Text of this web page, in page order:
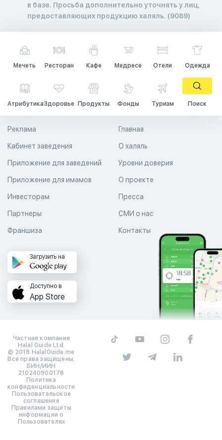
в базе. Просьба дополнительно уточнять у лиц,
предоставляющих продукцию халяль. (9089)
Мечеть Ресторан Кафе Медресе Отели Одежда
АтрибутикаЗдоровье Продукты Фонды Туризм Поиск
Главная
О халяль
Уровни доверия
Реклама
Кабинет заведения
Приложение для заведений
Приложение для имамов О проекте
Пресса
СМИ о нас
Контакты
Инвесторам
Партнеры
Франшиза
Загрузить на
Доступно в
App Store
Частная компания
Halal Guide Ltd.
© 2018 HalalGuide.me
Все права защищены.
БИН/ИИН
210240900176
Политика
конфиденциальности
Пользовательское
соглашение
Правилами защиты
информации о
Пользователях